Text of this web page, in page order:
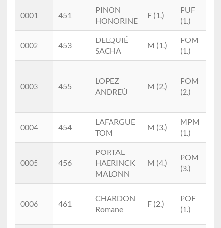
Nom Cat.
0001
451
PINON
HONORINE
F (1.)
PUF
(1.)
0002 453
DELQUIÉ
SACHA
M (1.)
POM
(1.)
0003 455
LOPEZ
ANDREÙ
M (2.)
POM
(2.)
0004 454
LAFARGUE
TOM
M (3.)
MPM
(1.)
0005 456
PORTAL
HAERINCK
MALONN
M (4.)
POM
(3.)
0006 461
CHARDON
Romane
F (2.)
POF
(1.)